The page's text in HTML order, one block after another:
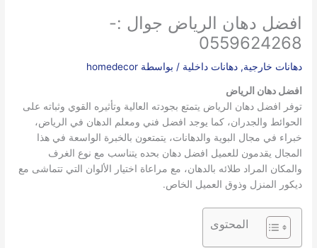
افضل دهان الرياض جوال :-
0559624268
دهانات خارجية,دهانات داخلية / بواسطة homedecor
افضل دهان الرياض
توفر افضل دهان الرياض يتمتع بجودته العالية وتأثيره القوي وثباته على
الحوائط والجدران، كما يوجد افضل فني ومعلم الدهان في الرياض،
خبراء في مجال البوية والدهانات، يتمتعون بالخبرة الواسعة في هذا
المجال يقدمون للعميل افضل دهان بحده يتناسب مع نوع الغرف
والمكان المراد طلائه بالدهان، مع مراعاة اختيار الألوان التي تتماشى مع
ديكور المنزل وذوق العميل الخاص.
المحتوى